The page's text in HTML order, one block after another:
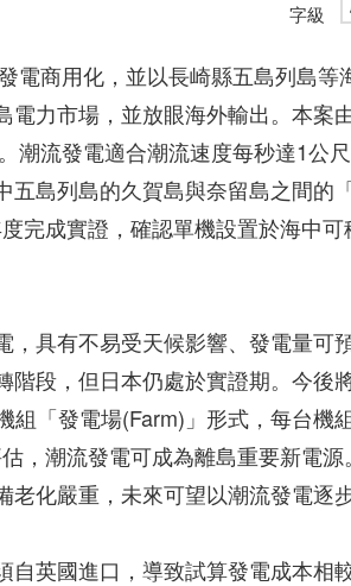
字級
電商用化，並以長崎縣五島列島等
力市場，並放眼海外輸出。本案
潮流發電適合潮流速度每秒達1公
島列島的久賀島與奈留島之間的
完成實證，確認單機設置於海中可
具有不易受天候影響、發電量可預
階段，但日本仍處於實證期。今後
「發電場(Farm)」形式，每台機
，潮流發電可成為離島重要新電源
化嚴重，未來可望以潮流發電逐步
英國進口，導致試算發電成本相